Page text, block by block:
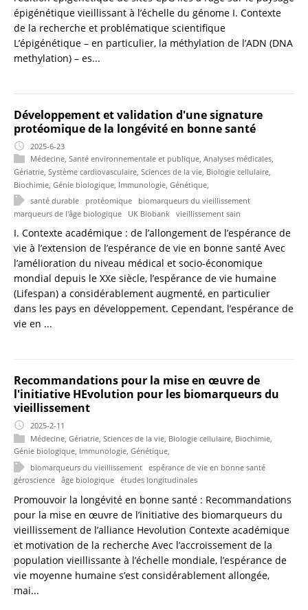
épigénétique vieillissant à l’échelle du génome I. Contexte
de la recherche et problématique scientifique
L’épigénétique – en particulier, la méthylation de l’ADN (DNA
methylation) – es...
Développement et validation d'une signature
protéomique de la longévité en bonne santé
2025-6-23
Médecine Santé environnementale et publique Analyses médicales
Gériatrie Système cardiovasculaire Sciences de la vie Biologie cellulaire
Biochimie Génie biologique Immunologie Génétique
santé durable
protéomique
biomarqueurs du vieillissement
marqueurs de l'âge biologique
UK Biobank vieillissement sain
I. Contexte académique : de l’allongement de l’espérance de
vie à l’extension de l’espérance de vie en bonne santé Avec
l’amélioration du niveau médical et socio-économique
mondial depuis le XXe siècle, l’espérance de vie humaine
(Lifespan) a considérablement augmenté, en particulier
dans les pays en développement. Cependant, l’espérance de
vie en ...
Recommandations pour la mise en œuvre de
l'initiative HEvolution pour les biomarqueurs du
vieillissement
2025-2-11
Médecine Gériatrie Sciences de la vie Biologie cellulaire Biochimie
Génie biologique Immunologie Génétique
biomarqueurs du vieillissement espérance de vie en bonne santé
géroscience âge biologique études longitudinales
Promouvoir la longévité en bonne santé : Recommandations
pour la mise en œuvre de l’initiative des biomarqueurs du
vieillissement de l’alliance Hevolution Contexte académique
et motivation de la recherche Avec l’accroissement de la
population vieillissante à l’échelle mondiale, l’espérance de
vie moyenne humaine s’est considérablement allongée,
mai...